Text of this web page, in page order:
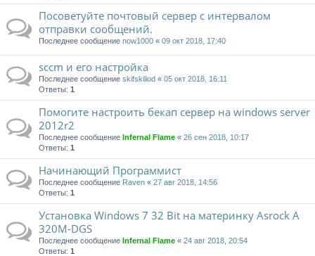
Посоветуйте почтовый сервер с интервалом
отправки сообщений.
Последнее сообщение now1000 « 09 окт 2018, 17:40
sccm и его настройка
Последнее сообщение skifskiliod « 05 окт 2018, 16:11
Ответы: 1
Помогите настроить бекап сервер на windows server
2012r2
Последнее сообщение Infernal Flame « 26 сен 2018, 10:17
Ответы: 1
Начинающий Программист
Последнее сообщение Raven « 27 авг 2018, 14:56
Ответы: 1
Установка Windows 7 32 Bit на материнку Asrock A
320M-DGS
Последнее сообщение Infernal Flame « 24 авг 2018, 20:54
Ответы: 1